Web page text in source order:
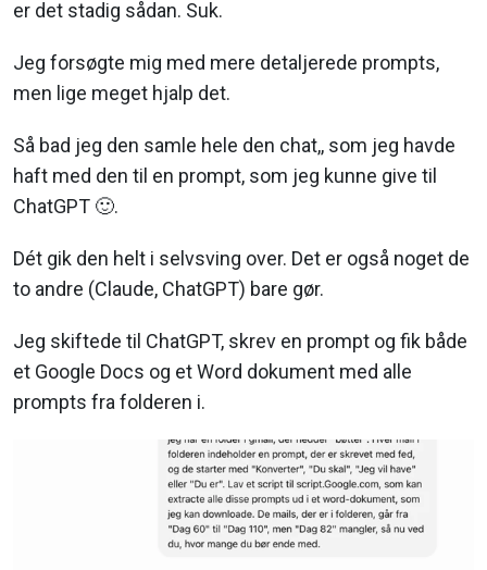
er det stadig sådan. Suk.
Jeg forsøgte mig med mere detaljerede prompts,
men lige meget hjalp det.
Så bad jeg den samle hele den chat,, som jeg havde
haft med den til en prompt, som jeg kunne give til
ChatGPT 🙂.
Dét gik den helt i selvsving over. Det er også noget de
to andre (Claude, ChatGPT) bare gør.
Jeg skiftede til ChatGPT, skrev en prompt og fik både
et Google Docs og et Word dokument med alle
prompts fra folderen i.